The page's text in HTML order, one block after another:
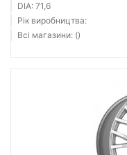
DIA: 71,6
Рік виробництва:
Всі магазини: ()